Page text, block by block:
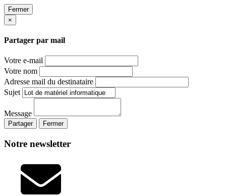
Fermer
×
Partager par mail
Votre e-mail
Votre nom
Adresse mail du destinataire
Sujet
Message
Partager Fermer
Notre newsletter